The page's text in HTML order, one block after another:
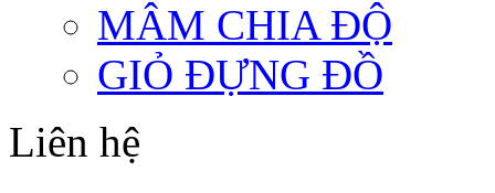
MÂM CHIA ĐỘ
GIỎ ĐỰNG ĐỒ
Liên hệ